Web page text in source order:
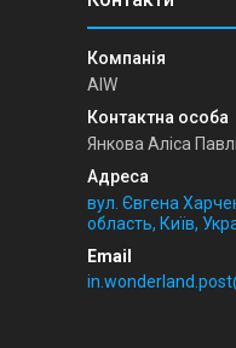
AIW
Янкова Аліса
вул. Євгена
область, Київ,